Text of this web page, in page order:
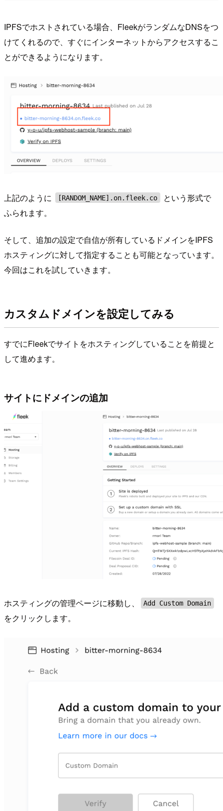
IPFSでホストされている場合、FleekがランダムなDNSをつ
けてくれるので、すぐにインターネットからアクセスするこ
とができるようになります。
上記のように [RANDOM_NAME].on.fleek.co
という形式で
ふられます。
そして、追加の設定で自信が所有しているドメインをIPFS
ホスティングに対して指定することも可能となっています。
今回はこれを試していきます。
カスタムドメインを設定してみる
すでにFleekでサイトをホスティングしていることを前提と
して進めます。
サイトにドメインの追加
ホスティングの管理ページに移動し、 Add Custom Domain
をクリックします。